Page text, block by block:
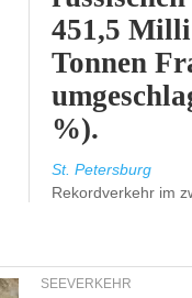
451,5
Tonnen
%).
St. Petersburg
Rekordverkehr im
SEEVERKEHR